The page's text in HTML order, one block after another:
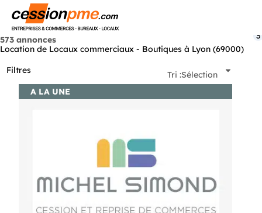
573 annonces
Location de Locaux commerciaux - Boutiques à Lyon (69000)
Filtres
3
Tri :Sélection
A LA UNE